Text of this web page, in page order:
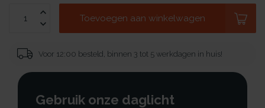
Toevoegen aan winkelwagen
Voor 12:00 besteld, binnen 3 tot 5 werkdagen in huis!
Gebruik onze daglicht